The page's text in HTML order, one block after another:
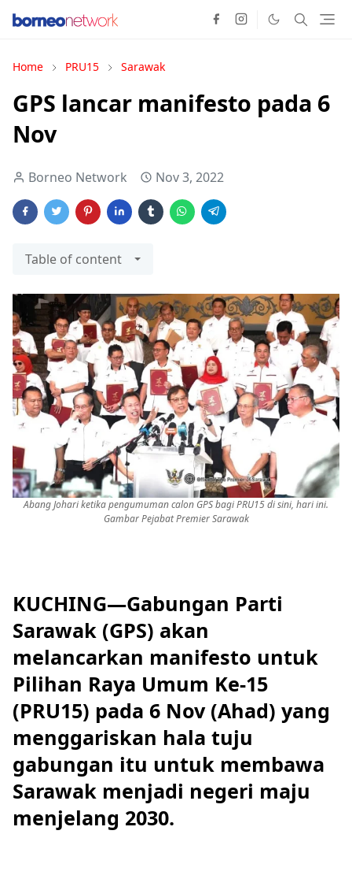
Home PRU15 Sarawak
GPS lancar manifesto pada 6
Nov
Borneo Network Nov 3, 2022
Table of content
Abang Johari ketika pengumuman calon GPS bagi PRU15 di sini, hari ini.
Gambar Pejabat Premier Sarawak
KUCHING—Gabungan Parti
Sarawak (GPS) akan
melancarkan manifesto untuk
Pilihan Raya Umum Ke-15
(PRU15) pada 6 Nov (Ahad) yang
menggariskan hala tuju
gabungan itu untuk membawa
Sarawak menjadi negeri maju
menjelang 2030.